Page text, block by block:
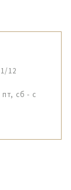
12
пт, сб - с